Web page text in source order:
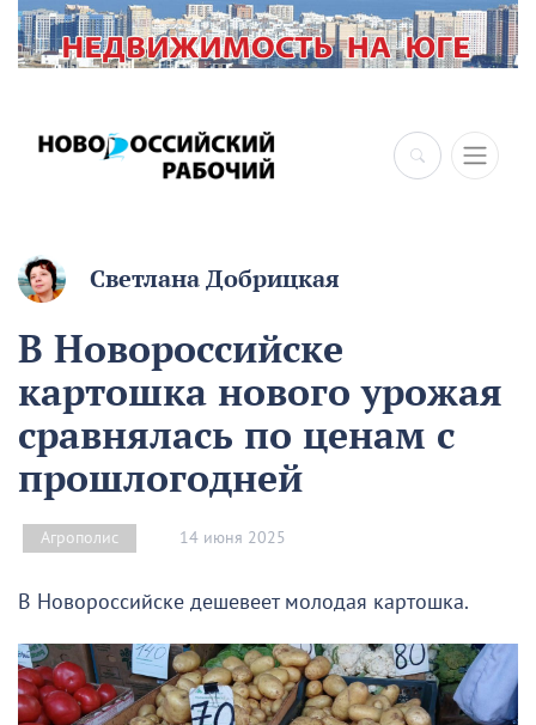
×
Светлана Добрицкая
В Новороссийске
картошка нового урожая
сравнялась по ценам с
прошлогодней
Агрополис 14 июня 2025
В Новороссийске дешевеет молодая картошка.